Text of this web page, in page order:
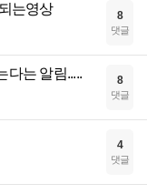
는영상 8
댓글
다는 알림..... 8
댓글
4
댓글